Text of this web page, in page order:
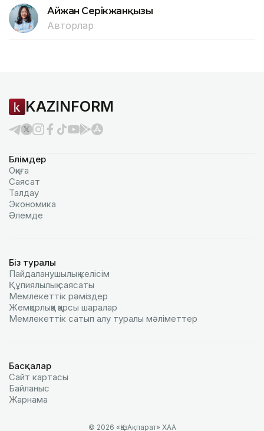
Айжан Серікжанқызы
Авторлар
KAZINFORM
Бөлімдер
Оқиға
Саясат
Талдау
Экономика
Әлемде
Біз туралы
Пайдаланушылық келiciм
Құпиялылық саясаты
Мемлекеттік рәміздер
Жемқорлыққа қарсы шаралар
Мемлекеттік сатып алу туралы мәлiметтер
Басқалар
Сайт картасы
Байланыс
Жарнама
© 2026 «ҚазАқпарат» ХАА